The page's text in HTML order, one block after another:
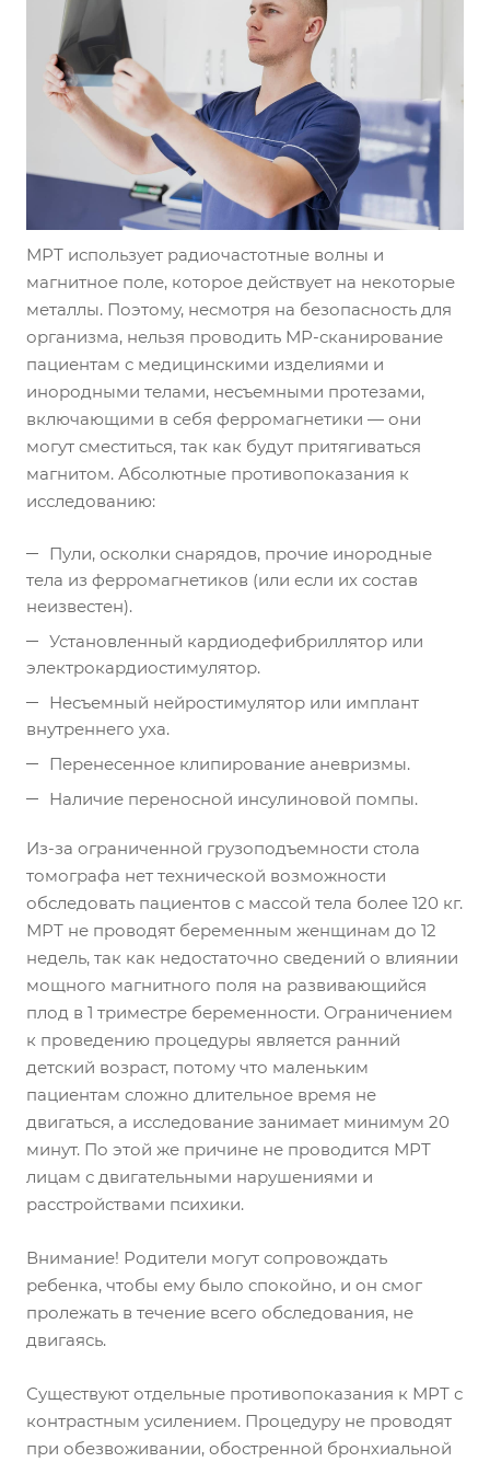
МРТ использует радиочастотные волны и
магнитное поле, которое действует на некоторые
металлы. Поэтому, несмотря на безопасность для
организма, нельзя проводить МР-сканирование
пациентам с медицинскими изделиями и
инородными телами, несъемными протезами,
включающими в себя ферромагнетики — они
могут сместиться, так как будут притягиваться
магнитом. Абсолютные противопоказания к
исследованию:
Пули, осколки снарядов, прочие инородные
тела из ферромагнетиков (или если их состав
неизвестен).
Установленный кардиодефибриллятор или
электрокардиостимулятор.
Несъемный нейростимулятор или имплант
внутреннего уха.
Перенесенное клипирование аневризмы.
Наличие переносной инсулиновой помпы.
Из-за ограниченной грузоподъемности стола
томографа нет технической возможности
обследовать пациентов с массой тела более 120 кг.
МРТ не проводят беременным женщинам до 12
недель, так как недостаточно сведений о влиянии
мощного магнитного поля на развивающийся
плод в 1 триместре беременности. Ограничением
к проведению процедуры является ранний
детский возраст, потому что маленьким
пациентам сложно длительное время не
двигаться, а исследование занимает минимум 20
минут. По этой же причине не проводится МРТ
лицам с двигательными нарушениями и
расстройствами психики.
Внимание! Родители могут сопровождать
ребенка, чтобы ему было спокойно, и он смог
пролежать в течение всего обследования, не
двигаясь.
Существуют отдельные противопоказания к МРТ с
контрастным усилением. Процедуру не проводят
при обезвоживании, обостренной бронхиальной